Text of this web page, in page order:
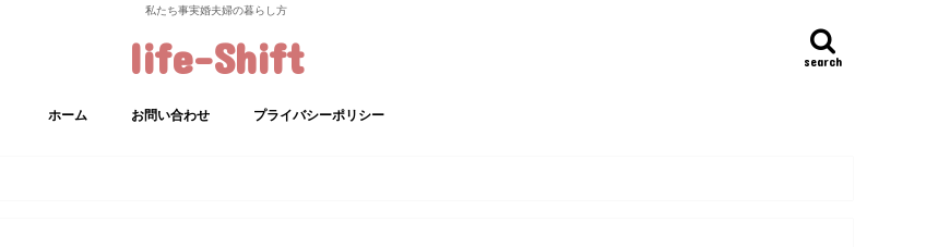
私たち事実婚夫婦の暮らし方
life-Shift search
ホーム お問い合わせ プライバシーポリシー